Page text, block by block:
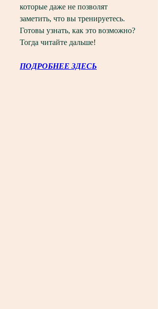
которые даже не позволят
заметить, что вы тренируетесь.
Готовы узнать, как это возможно?
Тогда читайте дальше!
ПОДРОБНЕЕ ЗДЕСЬ